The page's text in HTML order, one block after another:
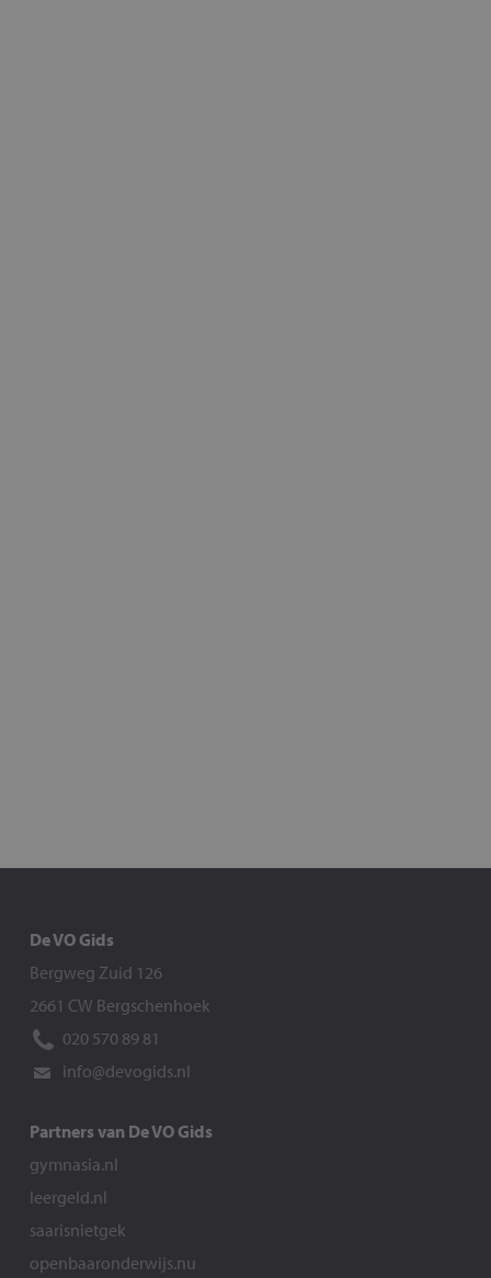
De VO Gids
Bergweg Zuid 126
2661 CW Bergschenhoek
020 570 89 81
info@devogids.nl
Partners van De VO Gids
gymnasia.nl
leergeld.nl
saarisnietgek
openbaaronderwijs.nu